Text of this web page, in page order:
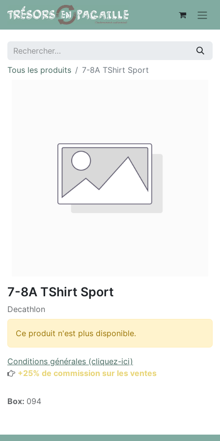
Tous les produits 7-8A TShirt Sport
7-8A TShirt Sport
Decathlon
Ce produit n'est plus disponible.
Conditions générales (cliquez-ici)
+25% de commission sur les ventes
Box: 094